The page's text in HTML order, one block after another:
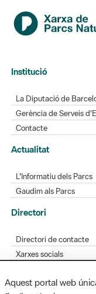
Institució
La Diputació de
Gerència de Serveis
Contacte
Actualitat
L'Informatiu dels Parcs
Gaudim als Parcs
Directori
Directori de contacte
Xarxes socials
Bústia de
Aquest portal web